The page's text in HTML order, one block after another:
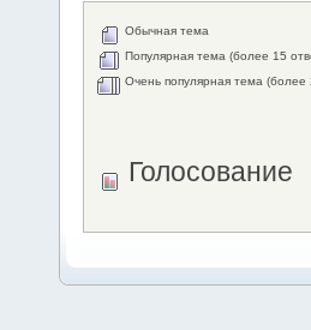
Обычная тема
Популярная тема (более 15
Очень популярная тема (более
Голосование